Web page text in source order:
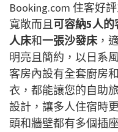
Booking.com 住客好
寬敞而且可容納5人的
人床和一張沙發床，
明亮且簡約，以日系
客房內設有全套廚房
衣，都能讓您的自助
設計，讓多人住宿時
頭和牆壁都有多個插